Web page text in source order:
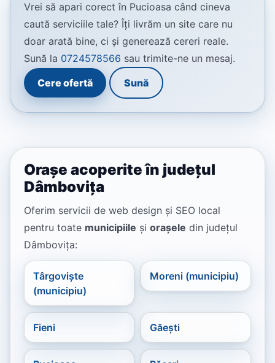
Vrei să apari corect în Pucioasa când cineva
caută serviciile tale? Îți livrăm un site care nu
doar arată bine, ci și generează cereri reale.
Sună la 0724578566 sau trimite-ne un mesaj.
Cere ofertă
Sună
Orașe acoperite în județul
Dâmbovița
Oferim servicii de web design și SEO local
pentru toate municipiile și orașele din județul
Dâmbovița:
Târgoviște
(municipiu)
Moreni (municipiu)
Fieni Găești